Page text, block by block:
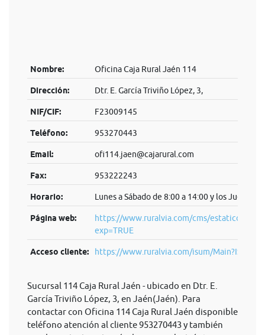
Nombre: Oficina Caja Rural Jaén 114
Dirección: Dtr. E. García Triviño López, 3,
NIF/CIF: F23009145
Teléfono: 953270443
Email: ofi114.jaen@cajarural.com
Fax: 953222243
Horario: Lunes a Sábado de 8:00 a 14:00 y los Jueves
Página web:
https://www.ruralvia.com/cms/estatico/rvia/
exp=TRUE
Acceso cliente: https://www.ruralvia.com/isum/Main?IS...
Sucursal 114 Caja Rural Jaén - ubicado en Dtr. E.
García Triviño López, 3, en Jaén(Jaén). Para
contactar con Oficina 114 Caja Rural Jaén disponible
teléfono atención al cliente 953270443 y también